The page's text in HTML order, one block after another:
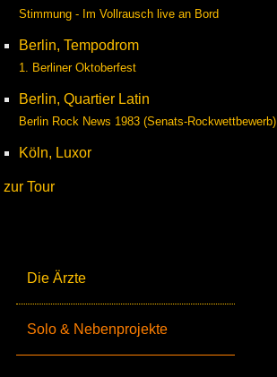
Die Ärzte
Solo & Nebenprojekte
Stimmung - Im Vollrausch live an Bord
Berlin, Tempodrom
1. Berliner Oktoberfest
Berlin, Quartier Latin
Berlin Rock News 1983 (Senats-Rockwettbewerb)
Köln, Luxor
zur Tour